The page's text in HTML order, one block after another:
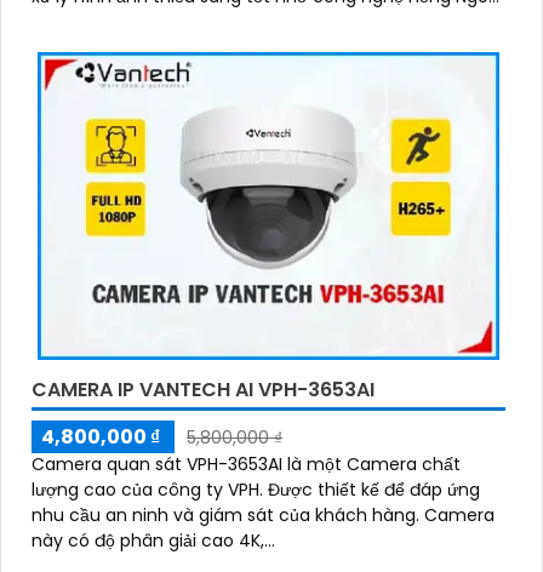
CAMERA IP VANTECH AI VPH-3653AI
4,800,000 ₫
5,800,000 ₫
Camera quan sát VPH-3653AI là một Camera chất
lượng cao của công ty VPH. Được thiết kế để đáp ứng
nhu cầu an ninh và giám sát của khách hàng. Camera
này có độ phân giải cao 4K,...